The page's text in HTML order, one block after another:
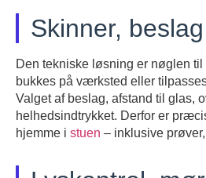
Skinner,
Den tekniske løsning er nøglen
bukkes på værksted eller
Valget af beslag, afstand til glas,
helhedsindtrykket. Derfor er
hjemme i stuen – inklusive